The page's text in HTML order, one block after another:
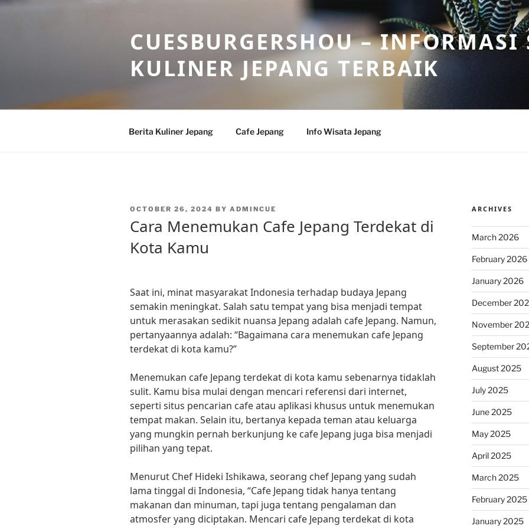
Skip
CUESBURGERSHOU – INFORMASI
KULINER JEPANG TERBAIK
Berita Kuliner Jepang Cafe Jepang Info Wisata Jepang
POSTED
OCTOBER 26, 2024 BY ADMINCUE
Cara Menemukan Cafe Jepang Terdekat di
Kota Kamu
Saat ini, minat masyarakat Indonesia terhadap budaya Jepang
semakin meningkat. Salah satu tempat yang bisa menjadi tempat
untuk merasakan sedikit nuansa Jepang adalah cafe Jepang. Namun,
pertanyaannya adalah: “Bagaimana cara menemukan cafe Jepang
terdekat di kota kamu?”
Menemukan cafe Jepang terdekat di kota kamu sebenarnya tidaklah
sulit. Kamu bisa mulai dengan mencari referensi dari internet,
seperti situs pencarian cafe atau aplikasi khusus untuk menemukan
tempat makan. Selain itu, bertanya kepada teman atau keluarga
yang mungkin pernah berkunjung ke cafe Jepang juga bisa menjadi
pilihan yang tepat.
Menurut Chef Hideki Ishikawa, seorang chef Jepang yang sudah
lama tinggal di Indonesia, “Cafe Jepang tidak hanya tentang
makanan dan minuman, tapi juga tentang pengalaman dan
atmosfer yang diciptakan. Mencari cafe Jepang terdekat di kota
ARCHIVES
March 2026
February 2026
January 2026
December
November
September
August 2025
July 2025
June 2025
May 2025
April 2025
March 2025
February 2025
January 2025